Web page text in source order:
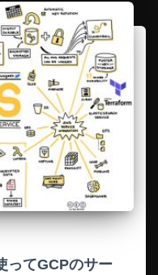
ってGCPのサー